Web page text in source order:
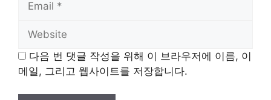
다음 번 댓글 작성을 위해 이 브라우저에 이름, 이
메일, 그리고 웹사이트를 저장합니다.